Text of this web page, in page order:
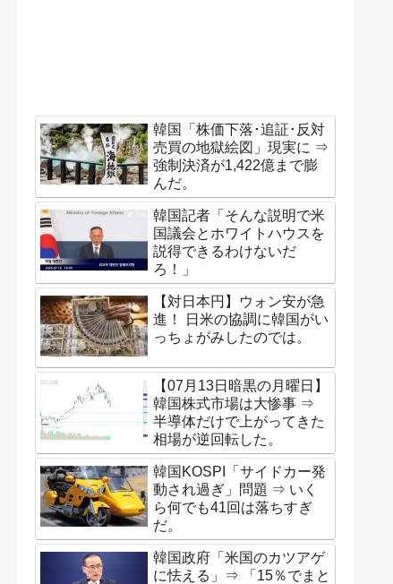
韓国「株価下落･追証･反対
売買の地獄絵図」現実に ⇒
強制決済が1,422億まで膨
んだ。
韓国記者「そんな説明で米
国議会とホワイトハウスを
説得できるわけないだ
ろ！」
【対日本円】ウォン安が急
進！ 日米の協調に韓国がい
っちょがみしたのでは。
【07月13日暗黒の月曜日】
韓国株式市場は大惨事 ⇒
半導体だけで上がってきた
相場が逆回転した。
韓国KOSPI「サイドカー発
動され過ぎ」問題 ⇒ いく
ら何でも41回は落ちすぎ
だ。
韓国政府「米国のカツアゲ
に怯える」⇒ 「15％でまと